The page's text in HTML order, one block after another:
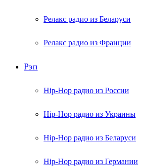
Релакс радио из Беларуси
Релакс радио из Франции
Рэп
Hip-Hop радио из России
Hip-Hop радио из Украины
Hip-Hop радио из Беларуси
Hip-Hop радио из Германии